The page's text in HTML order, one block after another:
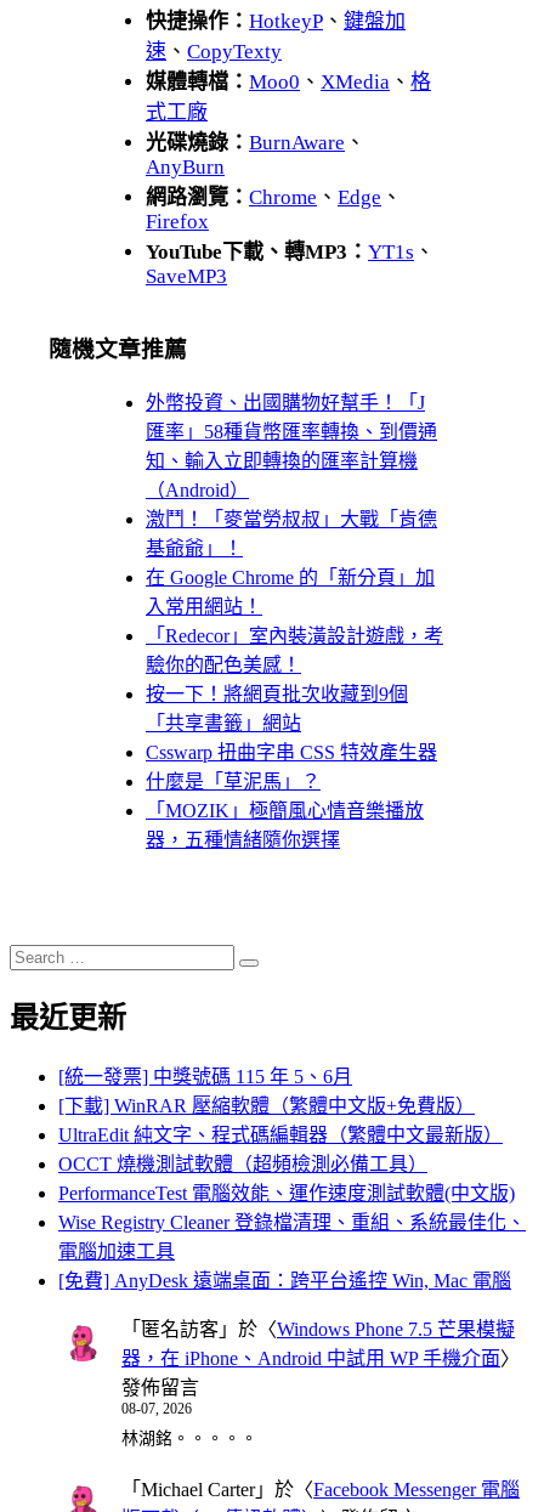
快捷操作： HotkeyP 、 鍵盤加
速 、 CopyTexty
媒體轉檔： Moo0 、 XMedia 、 格
式工廠
光碟燒錄： BurnAware 、
AnyBurn
網路瀏覽： Chrome 、 Edge 、
Firefox
YouTube下載、轉MP3： YT1s 、
SaveMP3
隨機文章推薦
外幣投資、出國購物好幫手！「J
匯率」58種貨幣匯率轉換、到價通
知、輸入立即轉換的匯率計算機
（Android）
激鬥！「麥當勞叔叔」大戰「肯德
基爺爺」！
在 Google Chrome 的「新分頁」加
入常用網站！
「Redecor」室內裝潢設計遊戲，考
驗你的配色美感！
按一下！將網頁批次收藏到9個
「共享書籤」網站
Csswarp 扭曲字串 CSS 特效產生器
什麼是「草泥馬」？
「MOZIK」極簡風心情音樂播放
器，五種情緒隨你選擇
Search
for:
Search
最近更新
[統一發票] 中獎號碼 115 年 5、6月
[下載] WinRAR 壓縮軟體（繁體中文版+免費版）
UltraEdit 純文字、程式碼編輯器（繁體中文最新版）
OCCT 燒機測試軟體（超頻檢測必備工具）
PerformanceTest 電腦效能、運作速度測試軟體(中文版)
Wise Registry Cleaner 登錄檔清理、重組、系統最佳化、
電腦加速工具
[免費] AnyDesk 遠端桌面：跨平台遙控 Win, Mac 電腦
「 匿名訪客 」於〈Windows Phone 7.5 芒果模擬
器，在 iPhone、Android 中試用 WP 手機介面〉
發佈留言
08-07, 2026
林湖銘。。。。。
「 Michael Carter」於〈Facebook Messenger 電腦